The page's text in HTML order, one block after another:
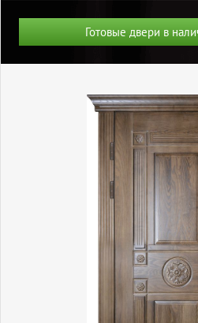
Готовые двери в